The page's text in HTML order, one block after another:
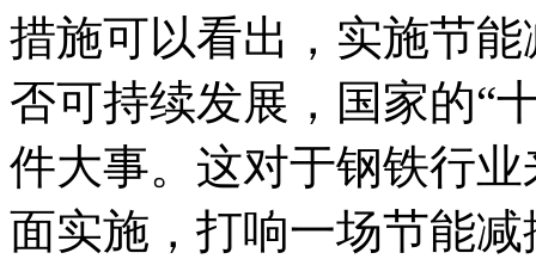
措施可以看出，实施节
否可持续发展，国家的“
件大事。这对于钢铁行
面实施，打响一场节能